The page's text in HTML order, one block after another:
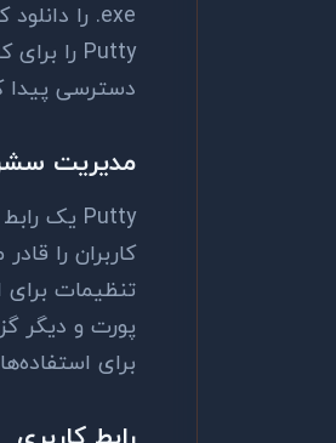
.exe را
Putty را
دسترسی پیدا
مدیریت
Putty یک
کاربران را
تنظیمات
پورت و دیگر
برای